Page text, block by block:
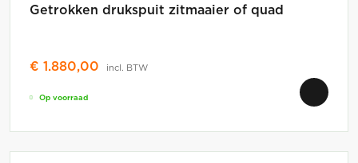
Getrokken drukspuit zitmaaier of quad
€ 1.880,00 incl. BTW
Op voorraad